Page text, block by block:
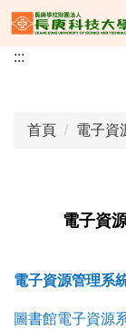
跳
到
主
:::
首頁 電子資
電子資
電子資源管理系
圖書館電子資源